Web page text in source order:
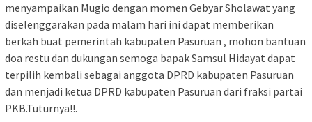
menyampaikan Mugio dengan momen Gebyar Sholawat yang
diselenggarakan pada malam hari ini dapat memberikan
berkah buat pemerintah kabupaten Pasuruan , mohon bantuan
doa restu dan dukungan semoga bapak Samsul Hidayat dapat
terpilih kembali sebagai anggota DPRD kabupaten Pasuruan
dan menjadi ketua DPRD kabupaten Pasuruan dari fraksi partai
PKB.Tuturnya!!.